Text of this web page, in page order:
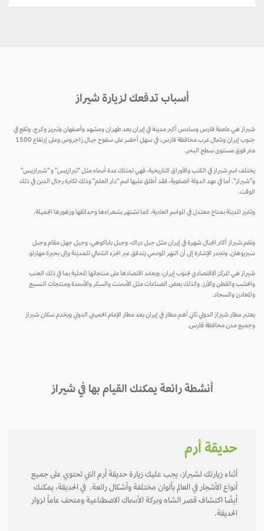
أسباب تدفعك لزيارة شيراز
شيراز هي عاصمة فارس وسادس أكبر مدينة في إيران بعد طهران ومشهد وأصفهان وتبريز وكرج. وتقع في
جنوب إيران وشمال غرب محافظة فارس، في سهل أخضر على سفوح جبال زاجروس وعلى إرتفاع 1500
متر فوق مستوى سطح البحر.
يختلف اسم شيراز في الكتب والأوراق التاريخية، فهي تمتلك عدة أسماء مثل "تيرازيس" و "شيرازيس"
و"شيراز". أما في عهد الدولة الصفوية، فقد أطلق عليها اسم "دار العلم" وذلك لكثرة رجال الدين في ذلك
الوقت.
وتتميز المدينة بمناخ معتدل في المواسم العادية، كما تشتهر بشعراءها وحدائقها وزهورها الجميلة.
وتضم شيراز أكثر الجبال شهرة في إيران مثل جبل دراك، وجبل باباكوهي، وجبل جهل مقام وجبل
سبزبوهان. وتجدر الإشارة إلى أن النهر الموسمي يتدفق عبر الجزء الشمالي للمدينة وإلى بحيرة مهارلو.
شيراز هي المركز الاقتصادي لجنوب إيران، ويعتمد اقتصادها على منتجاتها المحلية بما في ذلك العنب
والخشب والقطن والأرز. وكذلك بعض الصناعات مثل الأسمنت والسكر والأسمدة ومنتجات النسيج
والمعادن والسجاد.
يعتبر مطار شيراز الدولي ثاني أهم مطار في إيران بعد مطار الإمام الخميني الدولي ويخدم سكان شيراز
وجميع مدن محافظة فارس.
أنشطة رائعة يمكنك القيام بها في شيراز
حديقة أرم
أثناء زيارتك لشيراز، يجب عليك زيارة حديقة أرم التي تحتوي على جميع
أنواع الأشجار في العالم بألوان مختلفة وأشكال رائعة. في الحديقة، يمكنك
أيضًا اكتشاف قصر الشاه وبركة الأسماك الاصطناعية ومتحف عاماً لزوار
الحديقة.